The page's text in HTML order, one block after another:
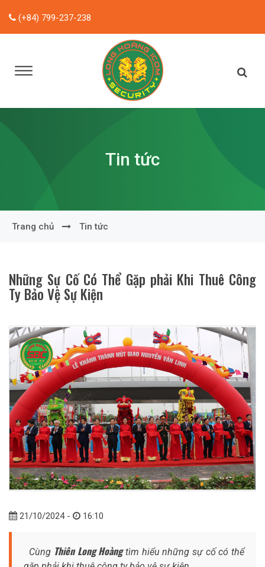
(+84) 799-237-238
Tin tức
Trang chủ Tin tức
Những Sự Cố Có Thể Gặp phải Khi Thuê Công
Ty Bảo Vệ Sự Kiện
21/10/2024 - 16:10
Cùng Thiên Long Hoàngtìm hiểu những sự cố có thể